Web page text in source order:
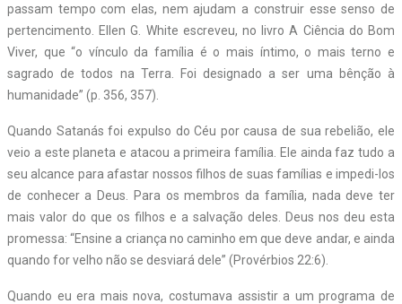
passam tempo com elas, nem ajudam a construir esse senso de
pertencimento. Ellen G. White escreveu, no livro A Ciência do Bom
Viver, que “o vínculo da família é o mais íntimo, o mais terno e
sagrado de todos na Terra. Foi designado a ser uma bênção à
humanidade” (p. 356, 357).
Quando Satanás foi expulso do Céu por causa de sua rebelião, ele
veio a este planeta e atacou a primeira família. Ele ainda faz tudo a
seu alcance para afastar nossos filhos de suas famílias e impedi-los
de conhecer a Deus. Para os membros da família, nada deve ter
mais valor do que os filhos e a salvação deles. Deus nos deu esta
promessa: “Ensine a criança no caminho em que deve andar, e ainda
quando for velho não se desviará dele” (Provérbios 22:6).
Quando eu era mais nova, costumava assistir a um programa de